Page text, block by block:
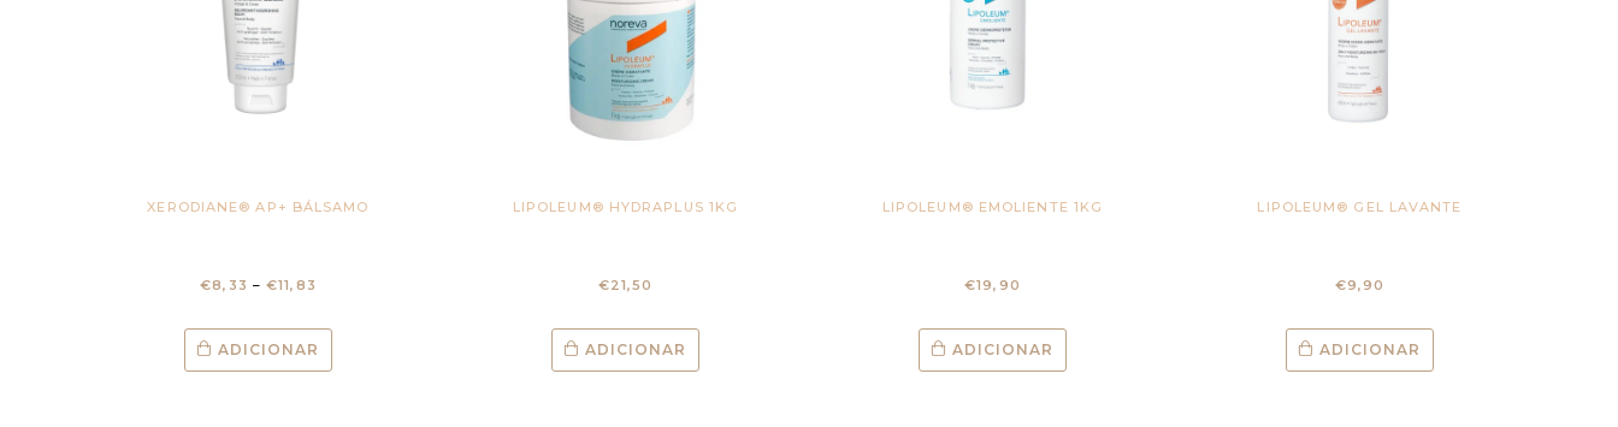
XERODIANE® AP+ BÁLSAMO
€8,33 – €11,83
ADICIONAR
LIPOLEUM® HYDRAPLUS 1KG
€21,50
ADICIONAR
LIPOLEUM® EMOLIENTE 1KG
€19,90
ADICIONAR
LIPOLEUM® GEL LAVANTE
€9,90
ADICIONAR